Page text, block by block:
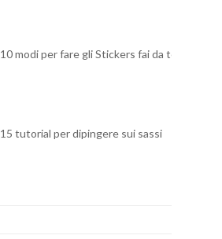
10 modi per fare gli Stickers fai da te
15 tutorial per dipingere sui sassi